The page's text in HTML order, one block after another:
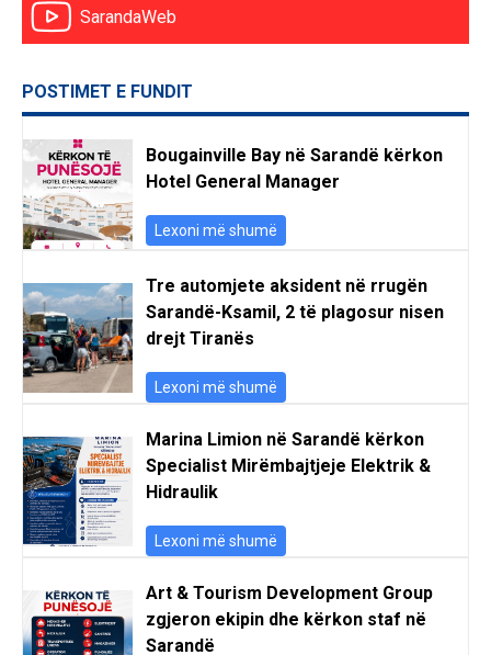
SarandaWeb
POSTIMET E FUNDIT
Bougainville Bay në Sarandë kërkon
Hotel General Manager
Lexoni më shumë
Tre automjete aksident në rrugën
Sarandë-Ksamil, 2 të plagosur nisen
drejt Tiranës
Lexoni më shumë
Marina Limion në Sarandë kërkon
Specialist Mirëmbajtjeje Elektrik &
Hidraulik
Lexoni më shumë
Art & Tourism Development Group
zgjeron ekipin dhe kërkon staf në
Sarandë